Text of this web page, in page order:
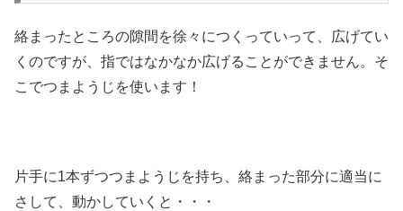
絡まったところの隙間を徐々につくっていって、広げてい
くのですが、指ではなかなか広げることができません。そ
こでつまようじを使います！
片手に1本ずつつまようじを持ち、絡まった部分に適当に
さして、動かしていくと・・・